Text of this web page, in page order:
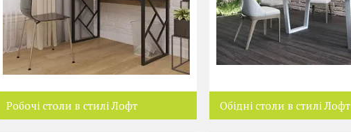
Робочі столи в стилі Лофт Обідні столи в стилі Лофт